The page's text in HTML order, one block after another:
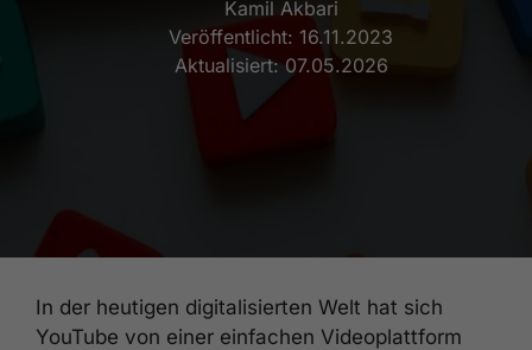
Kamil Akbari
Veröffentlicht: 16.11.2023
Aktualisiert: 07.05.2026
In der heutigen digitalisierten Welt hat sich
YouTube von einer einfachen Videoplattform